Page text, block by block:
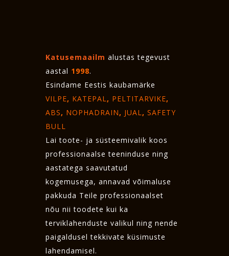
Katusemaailm alustas tegevust
aastal 1998.
Esindame Eestis kaubamärke
VILPE, KATEPAL, PELTITARVIKE,
ABS, NOPHADRAIN, JUAL, SAFETY
BULL
Lai toote- ja süsteemivalik koos
professionaalse teeninduse ning
aastatega saavutatud
kogemusega, annavad võimaluse
pakkuda Teile professionaalset
nõu nii toodete kui ka
terviklahenduste valikul ning nende
paigaldusel tekkivate küsimuste
lahendamisel.